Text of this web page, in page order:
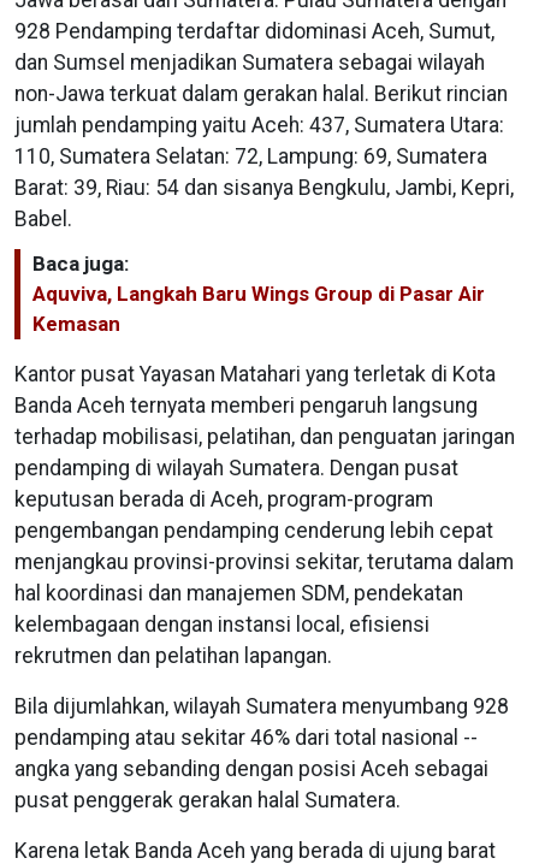
928 Pendamping terdaftar didominasi Aceh, Sumut,
dan Sumsel menjadikan Sumatera sebagai wilayah
non-Jawa terkuat dalam gerakan halal. Berikut rincian
jumlah pendamping yaitu Aceh: 437, Sumatera Utara:
110, Sumatera Selatan: 72, Lampung: 69, Sumatera
Barat: 39, Riau: 54 dan sisanya Bengkulu, Jambi, Kepri,
Babel.
Baca juga:
Aquviva, Langkah Baru Wings Group di Pasar Air
Kemasan
Kantor pusat Yayasan Matahari yang terletak di Kota
Banda Aceh ternyata memberi pengaruh langsung
terhadap mobilisasi, pelatihan, dan penguatan jaringan
pendamping di wilayah Sumatera. Dengan pusat
keputusan berada di Aceh, program-program
pengembangan pendamping cenderung lebih cepat
menjangkau provinsi-provinsi sekitar, terutama dalam
hal koordinasi dan manajemen SDM, pendekatan
kelembagaan dengan instansi local, efisiensi
rekrutmen dan pelatihan lapangan.
Bila dijumlahkan, wilayah Sumatera menyumbang 928
pendamping atau sekitar 46% dari total nasional --
angka yang sebanding dengan posisi Aceh sebagai
pusat penggerak gerakan halal Sumatera.
Karena letak Banda Aceh yang berada di ujung barat